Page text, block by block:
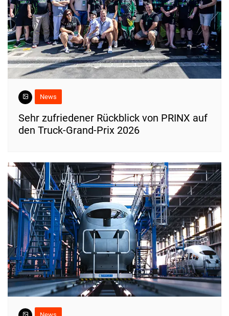
News
Sehr zufriedener Rückblick von PRINX auf
den Truck-Grand-Prix 2026